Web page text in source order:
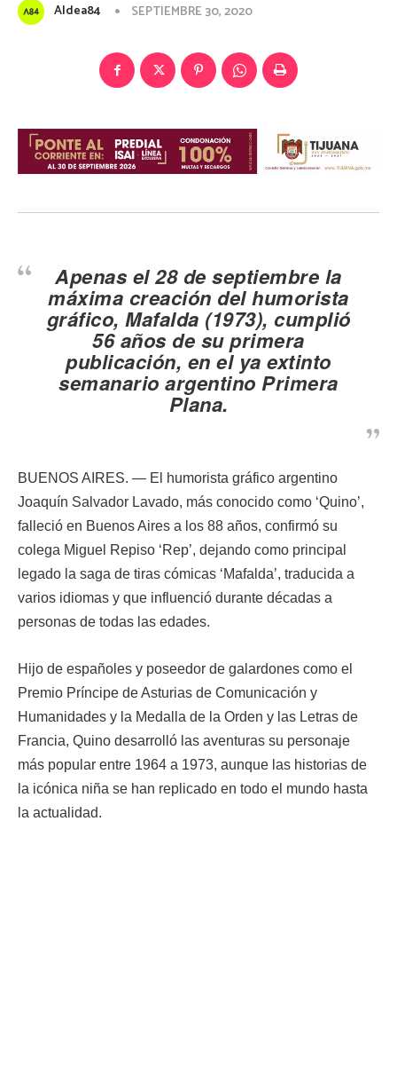
Aldea84 SEPTIEMBRE 30, 2020
Apenas el 28 de septiembre la
máxima creación del humorista
gráfico, Mafalda (1973), cumplió
56 años de su primera
publicación, en el ya extinto
semanario argentino Primera
Plana.
BUENOS AIRES. — El humorista gráfico argentino
Joaquín Salvador Lavado, más conocido como ‘Quino’,
falleció en Buenos Aires a los 88 años, confirmó su
colega Miguel Repiso ‘Rep’, dejando como principal
legado la saga de tiras cómicas ‘Mafalda’, traducida a
varios idiomas y que influenció durante décadas a
personas de todas las edades.
Hijo de españoles y poseedor de galardones como el
Premio Príncipe de Asturias de Comunicación y
Humanidades y la Medalla de la Orden y las Letras de
Francia, Quino desarrolló las aventuras su personaje
más popular entre 1964 a 1973, aunque las historias de
la icónica niña se han replicado en todo el mundo hasta
la actualidad.